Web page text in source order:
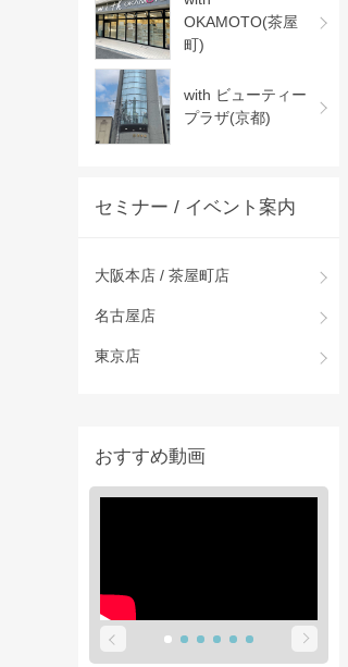
OKAMOTO(茶屋
町)
with ビューティー
プラザ(京都)
セミナー / イベント案内
大阪本店 / 茶屋町店
名古屋店
東京店
おすすめ動画